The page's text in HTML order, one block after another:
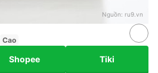
Nguồn: ru9.vn
Cao
Shopee Tiki